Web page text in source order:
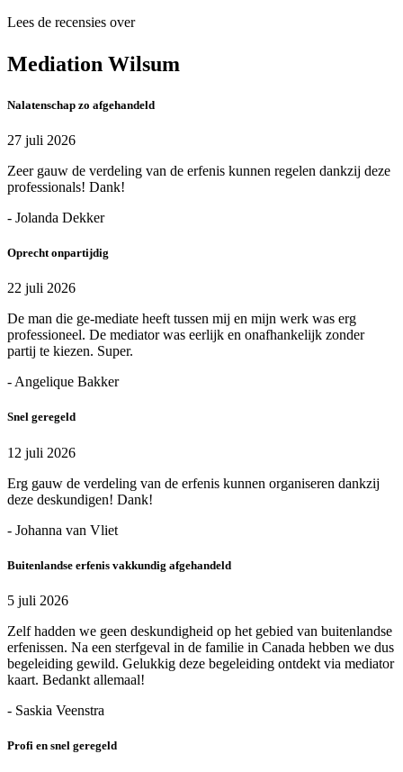
Lees de recensies over
Mediation Wilsum
Nalatenschap zo afgehandeld
27 juli 2026
Zeer gauw de verdeling van de erfenis kunnen regelen dankzij deze
professionals! Dank!
- Jolanda Dekker
Oprecht onpartijdig
22 juli 2026
De man die ge-mediate heeft tussen mij en mijn werk was erg
professioneel. De mediator was eerlijk en onafhankelijk zonder
partij te kiezen. Super.
- Angelique Bakker
Snel geregeld
12 juli 2026
Erg gauw de verdeling van de erfenis kunnen organiseren dankzij
deze deskundigen! Dank!
- Johanna van Vliet
Buitenlandse erfenis vakkundig afgehandeld
5 juli 2026
Zelf hadden we geen deskundigheid op het gebied van buitenlandse
erfenissen. Na een sterfgeval in de familie in Canada hebben we dus
begeleiding gewild. Gelukkig deze begeleiding ontdekt via mediator
kaart. Bedankt allemaal!
- Saskia Veenstra
Profi en snel geregeld